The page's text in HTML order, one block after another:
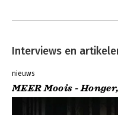
Interviews en
nieuws
MEER Moois -